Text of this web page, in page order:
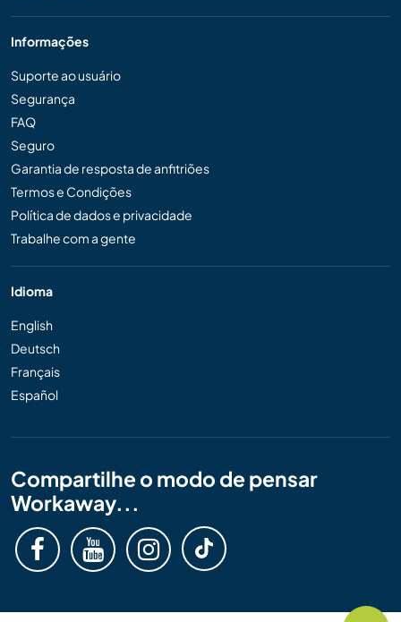
Informações
Suporte ao usuário
Segurança
FAQ
Seguro
Garantia de resposta de anfitriões
Termos e Condições
Política de dados e privacidade
Trabalhe com a gente
Idioma
English
Deutsch
Français
Español
Compartilhe o modo de pensar
Workaway...